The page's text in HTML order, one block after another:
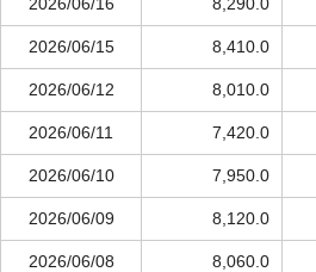
2026/06/15 8,410.0
2026/06/12 8,010.0
2026/06/11 7,420.0
2026/06/10 7,950.0
2026/06/09 8,120.0
2026/06/08 8,060.0